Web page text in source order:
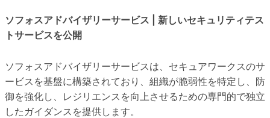
ソフォスアドバイザリーサービス | 新しいセキュリティテス
トサービスを公開
ソフォスアドバイザリーサービスは、セキュアワークスのサ
ービスを基盤に構築されており、組織が脆弱性を特定し、防
御を強化し、レジリエンスを向上させるための専門的で独立
したガイダンスを提供します。